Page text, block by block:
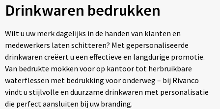
Tassen
Textiel
Wonen
◼ Festival & Events
◼ Reizen
◼ Thuiswerken
Drinkwaren bedrukken
Wilt u uw merk dagelijks in de handen van klanten en
medewerkers laten schitteren? Met gepersonaliseerde
drinkwaren creëert u een effectieve en langdurige promotie.
Van bedrukte mokken voor op kantoor tot herbruikbare
waterflessen met bedrukking voor onderweg – bij Rivanco
vindt u stijlvolle en duurzame drinkwaren met personalisatie
die perfect aansluiten bij uw branding.